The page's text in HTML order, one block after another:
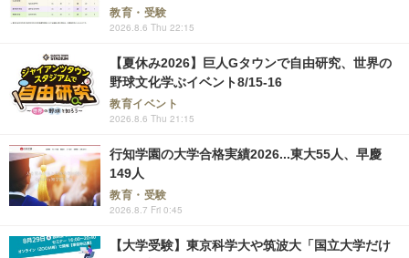
教育・受験
2026.8.6 Thu 22:15
【夏休み2026】巨人Gタウンで自由研究、世界の
野球文化学ぶイベント8/15-16
教育イベント
2026.8.6 Thu 21:15
行知学園の大学合格実績2026...東大55人、早慶
149人
教育・受験
2026.8.7 Fri 0:45
【大学受験】東京科学大や筑波大「国立大学だけ